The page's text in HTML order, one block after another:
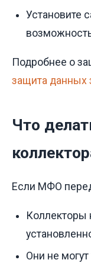
Установите
Подробнее о
защита данных
Что
Если МФО
Коллекторы
Они не